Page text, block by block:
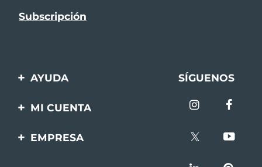
AYUDA
Contáctanos
SÍGUENOS
MI CUENTA
Registro de productos
EMPRESA